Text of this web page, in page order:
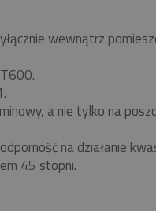
wewnątrz
a nie tylko na
na działanie
45 stopni.